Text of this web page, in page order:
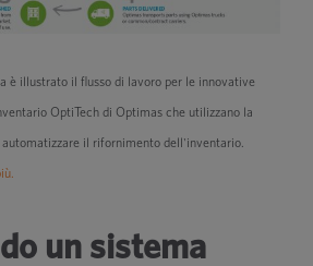
è illustrato il flusso di lavoro per le innovative
OptiTech di Optimas che utilizzano la
il rifornimento dell'inventario.
un sistema